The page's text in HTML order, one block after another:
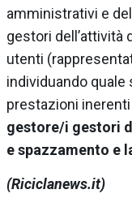
amministrativi e
gestori dell’attività
utenti
individuando
prestazioni
gestore/i gestori
e spazzamento e
(Riciclanews.it)